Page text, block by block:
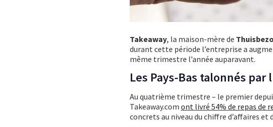
Takeaway, la maison-mère de
durant cette période l’entreprise a
même trimestre l’année auparavant.
Les Pays-Bas talonnés par
Au quatrième trimestre – le premier
Takeaway.com ont livré 54% de repas de
concrets au niveau du chiffre d’affaires